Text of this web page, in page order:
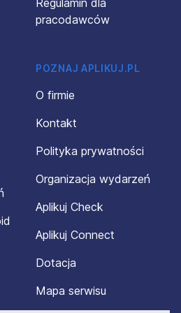
wobec przetwarzania danych
Prezesa Urzędu Ochrony
Matczakiem, wysyłając
na adres
pocztą na adres agencji
zadzwonię pod nr tel.
– bezpieczne i
za granicą (KRAZ 7822).
Regulamin dla
pracodawców
POZNAJ APLIKUJ.PL
O firmie
Kontakt
Polityka prywatności
Organizacja wydarzeń
Aplikuj Check
Aplikuj Connect
Dotacja
Mapa serwisu